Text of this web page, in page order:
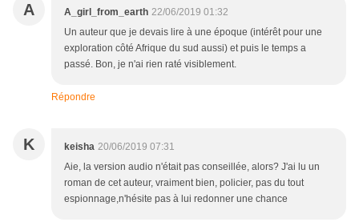
A A_girl_from_earth 22/06/2019 01:32
Un auteur que je devais lire à une époque (intérêt pour une
exploration côté Afrique du sud aussi) et puis le temps a
passé. Bon, je n'ai rien raté visiblement.
Répondre
K keisha 20/06/2019 07:31
Aie, la version audio n'était pas conseillée, alors? J'ai lu un
roman de cet auteur, vraiment bien, policier, pas du tout
espionnage,n'hésite pas à lui redonner une chance